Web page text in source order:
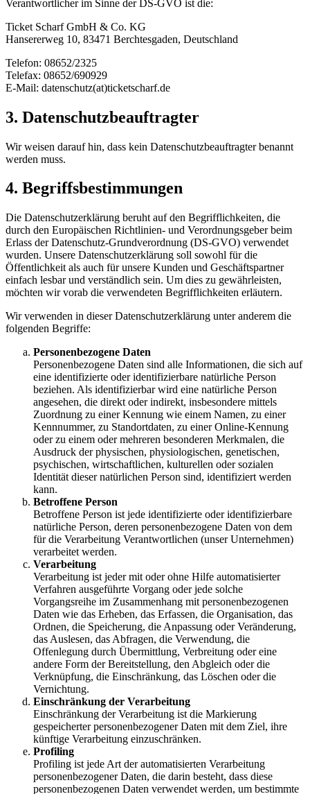
Verantwortlicher im Sinne der DS-GVO ist die:
Ticket Scharf GmbH & Co. KG
Hansererweg 10, 83471 Berchtesgaden, Deutschland
Telefon: 08652/2325
Telefax: 08652/690929
E-Mail: datenschutz(at)ticketscharf.de
3. Datenschutzbeauftragter
Wir weisen darauf hin, dass kein Datenschutzbeauftragter benannt
werden muss.
4. Begriffsbestimmungen
Die Datenschutzerklärung beruht auf den Begrifflichkeiten, die
durch den Europäischen Richtlinien- und Verordnungsgeber beim
Erlass der Datenschutz-Grundverordnung (DS-GVO) verwendet
wurden. Unsere Datenschutzerklärung soll sowohl für die
Öffentlichkeit als auch für unsere Kunden und Geschäftspartner
einfach lesbar und verständlich sein. Um dies zu gewährleisten,
möchten wir vorab die verwendeten Begrifflichkeiten erläutern.
Wir verwenden in dieser Datenschutzerklärung unter anderem die
folgenden Begriffe:
Personenbezogene Daten
Personenbezogene Daten sind alle Informationen, die sich auf
eine identifizierte oder identifizierbare natürliche Person
beziehen. Als identifizierbar wird eine natürliche Person
angesehen, die direkt oder indirekt, insbesondere mittels
Zuordnung zu einer Kennung wie einem Namen, zu einer
Kennnummer, zu Standortdaten, zu einer Online-Kennung
oder zu einem oder mehreren besonderen Merkmalen, die
Ausdruck der physischen, physiologischen, genetischen,
psychischen, wirtschaftlichen, kulturellen oder sozialen
Identität dieser natürlichen Person sind, identifiziert werden
kann.
Betroffene Person
Betroffene Person ist jede identifizierte oder identifizierbare
natürliche Person, deren personenbezogene Daten von dem
für die Verarbeitung Verantwortlichen (unser Unternehmen)
verarbeitet werden.
Verarbeitung
Verarbeitung ist jeder mit oder ohne Hilfe automatisierter
Verfahren ausgeführte Vorgang oder jede solche
Vorgangsreihe im Zusammenhang mit personenbezogenen
Daten wie das Erheben, das Erfassen, die Organisation, das
Ordnen, die Speicherung, die Anpassung oder Veränderung,
das Auslesen, das Abfragen, die Verwendung, die
Offenlegung durch Übermittlung, Verbreitung oder eine
andere Form der Bereitstellung, den Abgleich oder die
Verknüpfung, die Einschränkung, das Löschen oder die
Vernichtung.
Einschränkung der Verarbeitung
Einschränkung der Verarbeitung ist die Markierung
gespeicherter personenbezogener Daten mit dem Ziel, ihre
künftige Verarbeitung einzuschränken.
Profiling
Profiling ist jede Art der automatisierten Verarbeitung
personenbezogener Daten, die darin besteht, dass diese
personenbezogenen Daten verwendet werden, um bestimmte